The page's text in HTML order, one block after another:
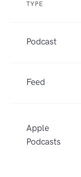
TYPE
Podcast
Feed
Apple
Podcasts